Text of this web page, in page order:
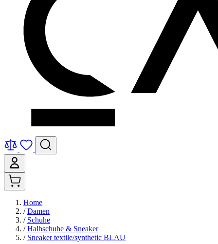
Home
/ Damen
/ Schuhe
/ Halbschuhe & Sneaker
/ Sneaker textile/synthetic BLAU